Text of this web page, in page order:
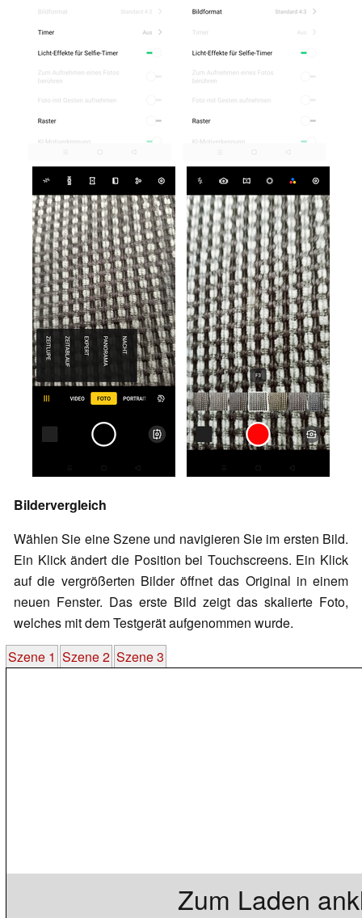
Bildervergleich
Wählen Sie eine Szene und navigieren Sie im ersten Bild.
Ein Klick ändert die Position bei Touchscreens. Ein Klick
auf die vergrößerten Bilder öffnet das Original in einem
neuen Fenster. Das erste Bild zeigt das skalierte Foto,
welches mit dem Testgerät aufgenommen wurde.
Szene 1 Szene 2 Szene 3
Zum Laden